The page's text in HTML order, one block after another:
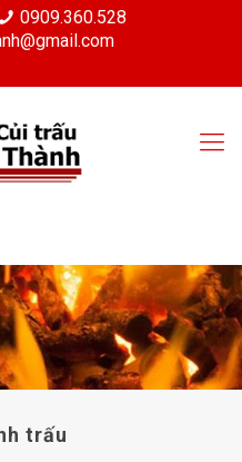
0909.360.528
trấu